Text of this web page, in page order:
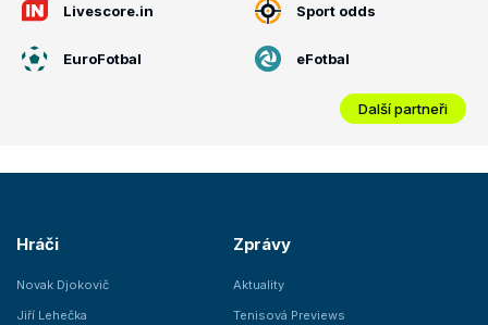
Livescore.in Sport odds
EuroFotbal eFotbal
Další partneři
Hráči
Novak Djokovič
Jiří Lehečka
Zprávy
Aktuality
Tenisová Previews